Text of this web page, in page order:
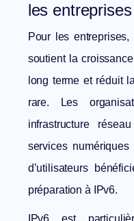
les entreprises
Pour les entreprises,
soutient la
long terme et réduit
rare. Les
infrastructure
services
d’utilisateurs
préparation à IPv6.